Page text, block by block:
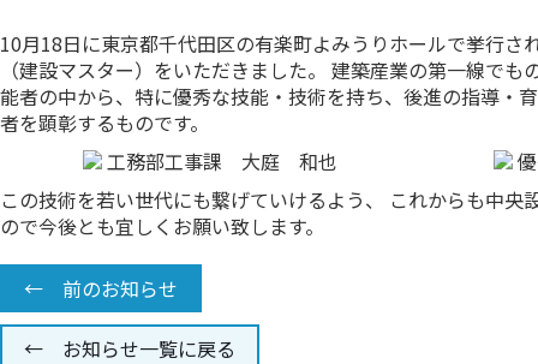
10月18日に東京都千代田区の有楽町よみうりホールで挙行さ
（建設マスター）をいただきました。 建築産業の第一線で
能者の中から、特に優秀な技能・技術を持ち、後進の指導・
者を顕彰するものです。
工務部工事課 大庭 和也
この技術を若い世代にも繋げていけるよう、 これからも中央
ので今後とも宜しくお願い致します。
← 前のお知らせ
← お知らせ一覧に戻る